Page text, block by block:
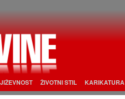
ŽIVOTNI STIL KARIKATURA